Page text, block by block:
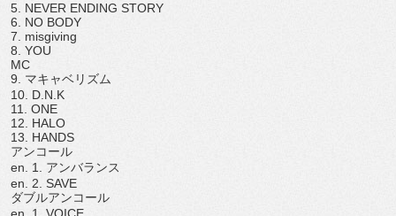
5. NEVER ENDING STORY
6. NO BODY
7. misgiving
8. YOU
MC
9. マキャベリズム
10. D.N.K
11. ONE
12. HALO
13. HANDS
アンコール
en. 1. アンバランス
en. 2. SAVE
ダブルアンコール
en. 1. VOICE